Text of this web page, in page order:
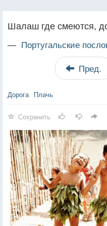
Шалаш где смеются,
— Португальские
Пред.
Дорога Плачь
Сохранить